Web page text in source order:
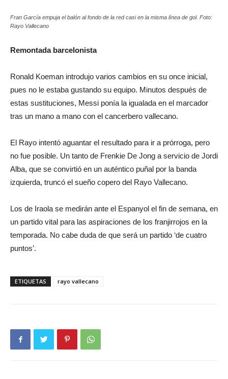
Fran García empuja el balón al fondo de la red casi en la misma línea de gol. Foto:
Rayo Vallecano
Remontada barcelonista
Ronald Koeman introdujo varios cambios en su once inicial,
pues no le estaba gustando su equipo. Minutos después de
estas sustituciones, Messi ponía la igualada en el marcador
tras un mano a mano con el cancerbero vallecano.
El Rayo intentó aguantar el resultado para ir a prórroga, pero
no fue posible. Un tanto de Frenkie De Jong a servicio de Jordi
Alba, que se convirtió en un auténtico puñal por la banda
izquierda, truncó el sueño copero del Rayo Vallecano.
Los de Iraola se medirán ante el Espanyol el fin de semana, en
un partido vital para las aspiraciones de los franjirrojos en la
temporada. No cabe duda de que será un partido ‘de cuatro
puntos’.
ETIQUETAS rayo vallecano